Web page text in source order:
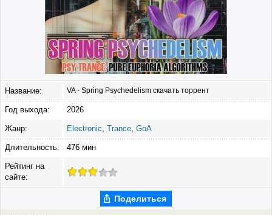
Название: VA - Spring Psychedelism скачать торрент
Год выхода: 2026
Жанр: Electronic Trance GoA
Длительность: 476 мин
Рейтинг на
сайте:
Поделиться